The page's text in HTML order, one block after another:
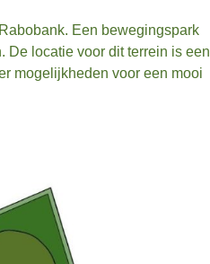
Een bewegingspark
De locatie voor dit terrein is een
mogelijkheden voor een mooi